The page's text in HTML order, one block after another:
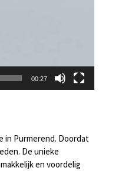
00:27
in Purmerend. Doordat
De unieke
en voordelig